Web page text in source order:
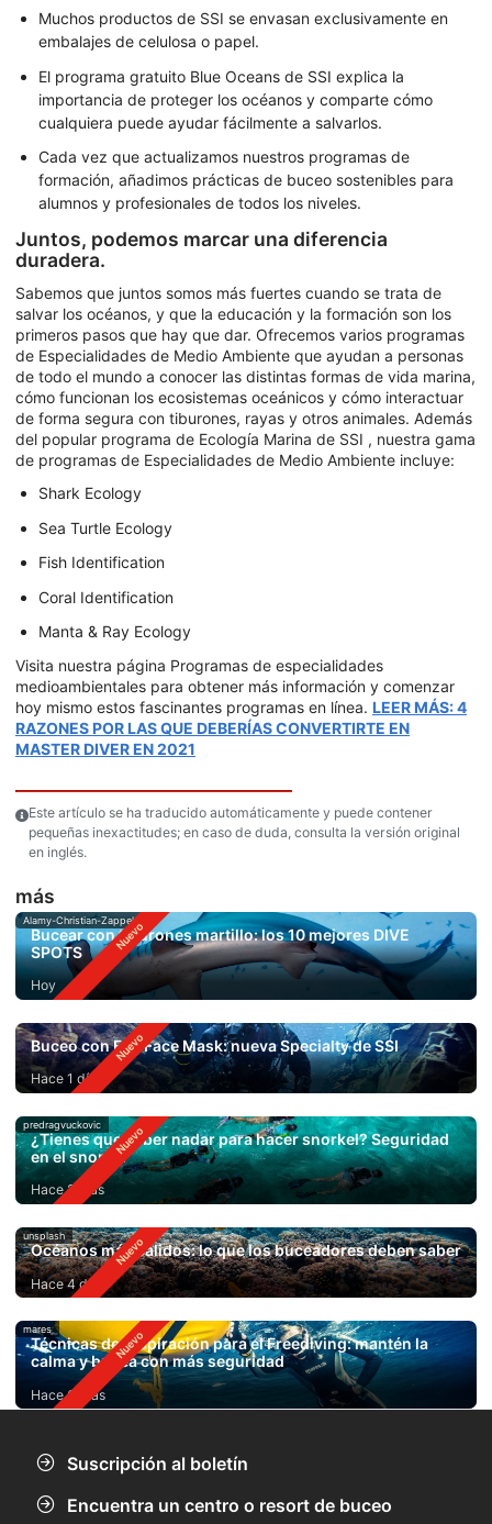
Muchos productos de SSI se envasan exclusivamente en
embalajes de celulosa o papel.
El programa gratuito Blue Oceans de SSI explica la
importancia de proteger los océanos y comparte cómo
cualquiera puede ayudar fácilmente a salvarlos.
Cada vez que actualizamos nuestros programas de
formación, añadimos prácticas de buceo sostenibles para
alumnos y profesionales de todos los niveles.
Juntos, podemos marcar una diferencia
duradera.
Sabemos que juntos somos más fuertes cuando se trata de
salvar los océanos, y que la educación y la formación son los
primeros pasos que hay que dar. Ofrecemos varios programas
de Especialidades de Medio Ambiente que ayudan a personas
de todo el mundo a conocer las distintas formas de vida marina,
cómo funcionan los ecosistemas oceánicos y cómo interactuar
de forma segura con tiburones, rayas y otros animales. Además
del popular programa de Ecología Marina de SSI , nuestra gama
de programas de Especialidades de Medio Ambiente incluye:
Shark Ecology
Sea Turtle Ecology
Fish Identification
Coral Identification
Manta & Ray Ecology
Visita nuestra página Programas de especialidades
medioambientales para obtener más información y comenzar
hoy mismo estos fascinantes programas en línea. LEER MÁS: 4
RAZONES POR LAS QUE DEBERÍAS CONVERTIRTE EN
MASTER DIVER EN 2021
Este artículo se ha traducido automáticamente y puede contener
pequeñas inexactitudes; en caso de duda, consulta la versión original
en inglés.
más
Alamy-Christian-Zappel
Bucear con tiburones martillo: los 10 mejores DIVE
SPOTS
Hoy
Buceo con Full Face Mask: nueva Specialty de SSI
Hace 1 día
predragvuckovic
¿Tienes que saber nadar para hacer snorkel? Seguridad
en el snorkel
Hace 2 días
unsplash
Océanos más cálidos: lo que los buceadores deben saber
Hace 4 días
mares
Técnicas de respiración para el Freediving: mantén la
calma y bucea con más seguridad
Hace 6 días
Suscripción al boletín
Encuentra un centro o resort de buceo